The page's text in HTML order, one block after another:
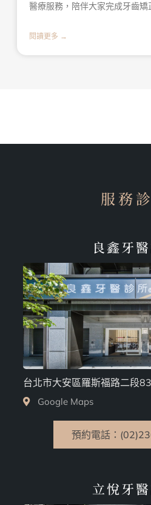
醫療服務，陪伴大家完成牙齒矯
閱讀更多 →
服務
良鑫牙
台北市大安區羅斯福路二段
Google Maps
預約電話：
立悅牙